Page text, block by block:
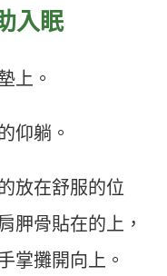
入眠
上。
仰躺。
放在舒服的位
胛骨貼在的上，
掌攤開向上。